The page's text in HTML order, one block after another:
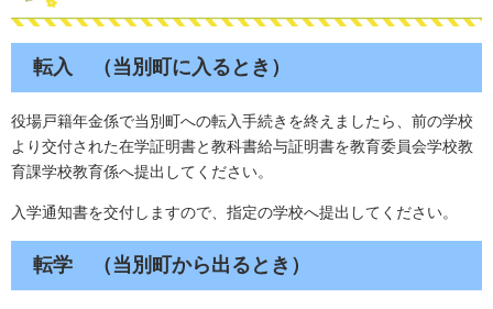
転入 （当別町に入るとき）
役場戸籍年金係で当別町への転入手続きを終えましたら、前の学校
より交付された在学証明書と教科書給与証明書を教育委員会学校教
育課学校教育係へ提出してください。
入学通知書を交付しますので、指定の学校へ提出してください。
転学 （当別町から出るとき）